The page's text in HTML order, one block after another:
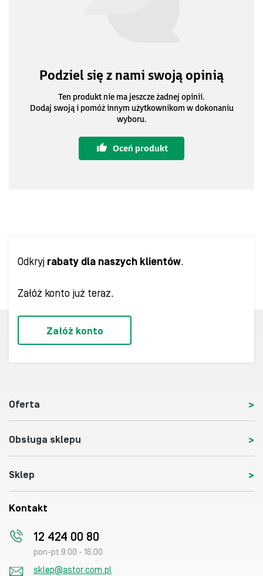
Podziel się z nami swoją opinią
Ten produkt nie ma jeszcze żadnej opinii.
Dodaj swoją i pomóż innym użytkownikom w dokonaniu
wyboru.
Oceń produkt
Odkryj rabaty dla naszych klientów.
Załóż konto już teraz.
Załóż konto
Oferta
Obsługa sklepu
Sklep
Kontakt
12 424 00 80
pon-pt 9:00 - 16:00
sklep@astor.com.pl